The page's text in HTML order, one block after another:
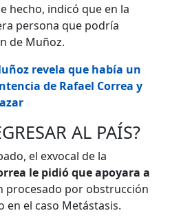
hecho, indicó que en la
persona que podría
de Muñoz.
revela que había un
de Rafael Correa y
AL PAÍS?
el exvocal de la
le pidió que apoyara a
procesado por obstrucción
en el caso Metástasis.